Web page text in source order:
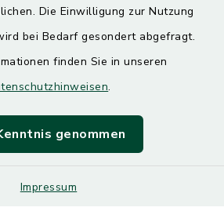
Die Einwilligung zur Nutzung
bei Bedarf gesondert abgefragt.
finden Sie in unseren
.
genommen
Impressum
Impressum
Sitemap